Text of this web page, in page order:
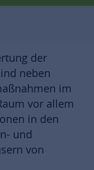
der
neben
im
vor allem
in den
und
von